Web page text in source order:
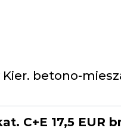
betono-
C+E 17,5 EUR